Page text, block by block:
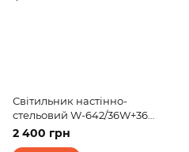
Світильник настінно-
стельовий W-642/36W+36W
WW+NW+CW
2 400 грн